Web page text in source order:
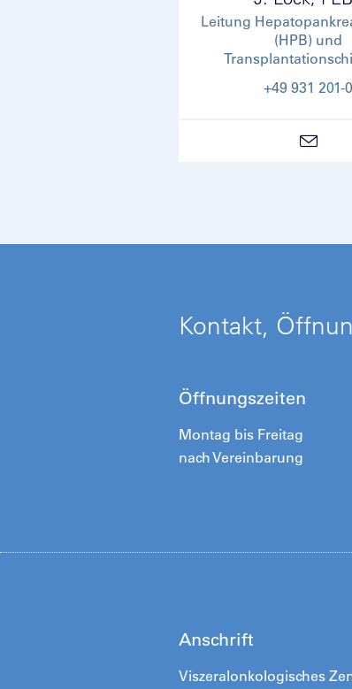
Leitung
(HPB) und
+49 931 201-0
Kontakt,
Öffnungszeiten
Montag bis Freitag
nach Vereinbarung
Anschrift
Viszeralonkologisches